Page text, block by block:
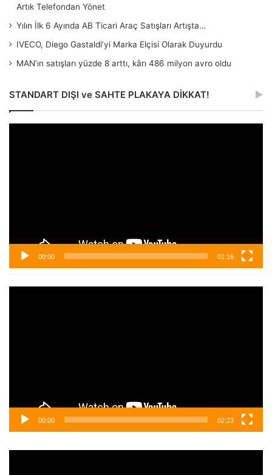
Artık Telefondan Yönet
Yılın İlk 6 Ayında AB Ticari Araç Satışları Artışta…
IVECO, Diego Gastaldi’yi Marka Elçisi Olarak Duyurdu
MAN’ın satışları yüzde 8 arttı, kârı 486 milyon avro oldu
STANDART DIŞI ve SAHTE PLAKAYA DİKKAT!
00:00 01:16
00:00 02:23